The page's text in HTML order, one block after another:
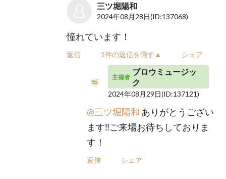
三ツ堀陽和
2024年08月28日(ID:137068)
憧れています！
返信 1件の返信を隠す▲ シェア
主催者
ブロウミュージッ
ク
2024年08月29日(ID:137121)
@三ツ堀陽和 ありがとうござい
ます‼️ご来場お待ちしておりま
す！
返信 シェア